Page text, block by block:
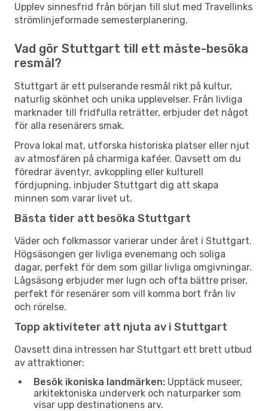
Upplev sinnesfrid från början till slut med Travellinks
strömlinjeformade semesterplanering.
Vad gör Stuttgart till ett måste-besöka
resmål?
Stuttgart är ett pulserande resmål rikt på kultur,
naturlig skönhet och unika upplevelser. Från livliga
marknader till fridfulla reträtter, erbjuder det något
för alla resenärers smak.
Prova lokal mat, utforska historiska platser eller njut
av atmosfären på charmiga kaféer. Oavsett om du
föredrar äventyr, avkoppling eller kulturell
fördjupning, inbjuder Stuttgart dig att skapa
minnen som varar livet ut.
Bästa tider att besöka Stuttgart
Väder och folkmassor varierar under året i Stuttgart.
Högsäsongen ger livliga evenemang och soliga
dagar, perfekt för dem som gillar livliga omgivningar.
Lågsäsong erbjuder mer lugn och ofta bättre priser,
perfekt för resenärer som vill komma bort från liv
och rörelse.
Topp aktiviteter att njuta av i Stuttgart
Oavsett dina intressen har Stuttgart ett brett utbud
av attraktioner:
Besök ikoniska landmärken: Upptäck museer,
arkitektoniska underverk och naturparker som
visar upp destinationens arv.